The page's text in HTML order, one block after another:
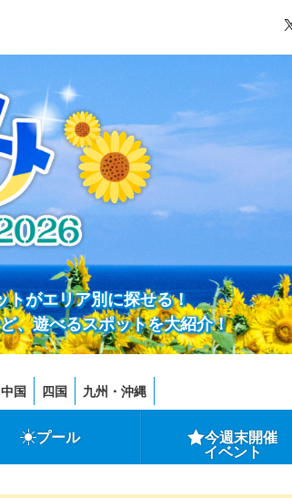
トがエリア別に探せる！
、遊べるスポットを大紹介！
中国 四国 九州・沖縄
プール 今週末開催
イベント